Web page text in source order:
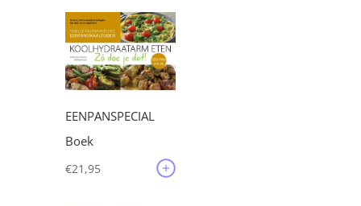
EENPANSPECIAL
Boek
€21,95